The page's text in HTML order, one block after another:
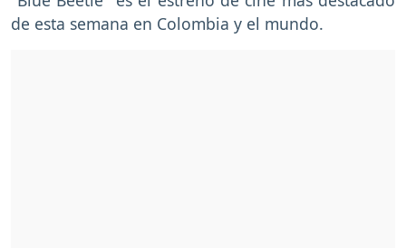
de esta semana en Colombia y el mundo.